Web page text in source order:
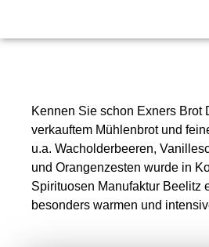
Kennen Sie schon Exners Brot
verkauftem Mühlenbrot und
u.a. Wacholderbeeren,
und Orangenzesten wurde in
Spirituosen Manufaktur Beelitz
besonders warmen und